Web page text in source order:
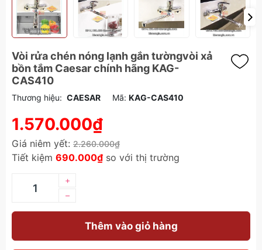
Vòi rửa chén nóng lạnh gắn tườngvòi xả
bồn tắm Caesar chính hãng KAG-
CAS410
Thương hiệu: CAESAR Mã: KAG-CAS410
1.570.000₫
Giá niêm yết: 2.260.000₫
Tiết kiệm 690.000₫ so với thị trường
–
+
Thêm vào giỏ hàng